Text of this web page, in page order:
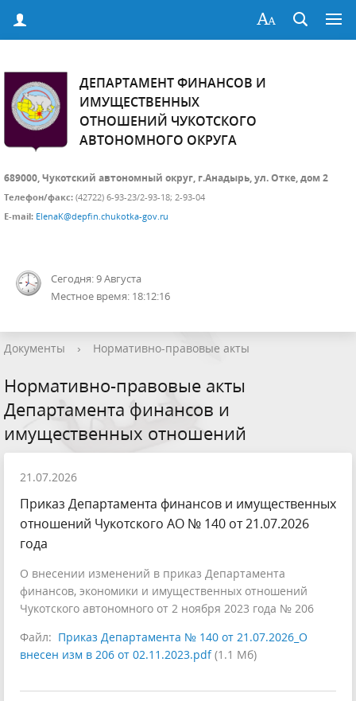
ДЕПАРТАМЕНТ ФИНАНСОВ И
ИМУЩЕСТВЕННЫХ
ОТНОШЕНИЙ ЧУКОТСКОГО
АВТОНОМНОГО ОКРУГА
689000, Чукотский автономный округ, г.Анадырь, ул. Отке, дом 2
Телефон/факс: (42722) 6-93-23/2-93-18; 2-93-04
E-mail: ElenaK@depfin.chukotka-gov.ru
Сегодня: 9 Августа
Местное время: 18:12:17
Документы › Нормативно-правовые акты
Нормативно-правовые акты
Департамента финансов и
имущественных отношений
21.07.2026
Приказ Департамента финансов и имущественных
отношений Чукотского АО № 140 от 21.07.2026
года
О внесении изменений в приказ Департамента
финансов, экономики и имущественных отношений
Чукотского автономного от 2 ноября 2023 года № 206
Файл: Приказ Департамента № 140 от 21.07.2026_О
внесен изм в 206 от 02.11.2023.pdf(1.1 Мб)